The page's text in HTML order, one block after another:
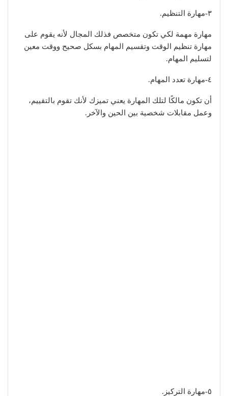
٣-مهارة التنظيم.
مهارة مهمة لكي تكون متخصص فذلك المجال لأنه يقوم على
مهارة تنظيم الوقت وتقسيم المهام بسكل صحيح ووقت معين
لتسليم المهام.
٤-مهارة تعدد المهام.
أن تكون مالكًا لتلك المهارة يعني تميزك لأنك تقوم بالتقييم،
وعمل مقابلات شخصية بين الحين والآخر.
٥-مهارة التركيز.